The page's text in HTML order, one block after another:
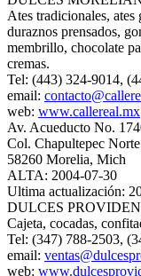
Ates tradicionales,
duraznos prensados,
membrillo, chocolate
cremas.
Tel: (443) 324-9014,
email:
web: www.callereal.mx
Av. Acueducto No.
Col. Chapultepec Norte
58260 Morelia, Mich
ALTA: 2004-07-30
Ultima actualización:
DULCES
Cajeta, cocadas,
Tel: (347) 788-2503,
email:
web: